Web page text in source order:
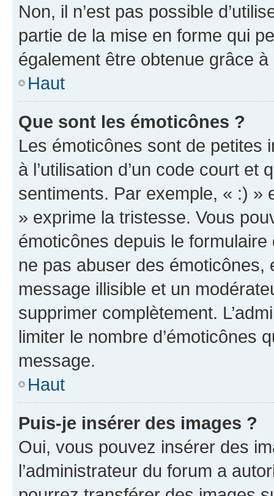
Non, il n’est pas possible
partie de la mise en forme qui
également être obtenue grâce à
Haut
Que sont les émoticônes ?
Les émoticônes sont de petites
à l’utilisation d’un code court et
sentiments. Par exemple, « :) »
» exprime la tristesse. Vous
émoticônes depuis le
ne pas abuser des
message illisible et un
supprimer complètement.
limiter le nombre d’émoticônes
message.
Haut
Puis-je insérer des images ?
Oui, vous pouvez insérer des
l’administrateur du forum a